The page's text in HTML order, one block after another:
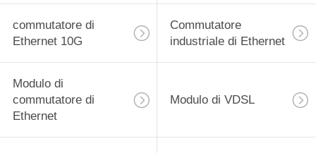
commutatore di
Ethernet 10G
Commutatore
industriale di Ethernet
Modulo di
commutatore di
Ethernet
Modulo di VDSL